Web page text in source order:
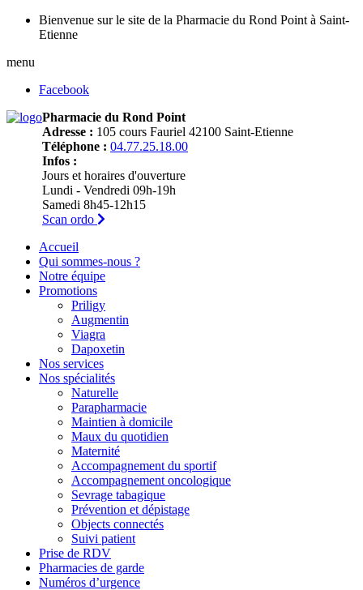
Bienvenue sur le site de la Pharmacie du Rond Point à Saint-
Etienne
menu
Facebook
Pharmacie du Rond Point
Adresse : 105 cours Fauriel 42100 Saint-Etienne
Téléphone : 04.77.25.18.00
Infos :
Jours et horaires d'ouverture
Lundi - Vendredi 09h-19h
Samedi 8h45-12h15
Scan ordo
Accueil
Qui sommes-nous ?
Notre équipe
Promotions
Priligy
Augmentin
Viagra
Dapoxetin
Nos services
Nos spécialités
Naturelle
Parapharmacie
Maintien à domicile
Maux du quotidien
Maternité
Accompagnement du sportif
Accompagnement oncologique
Sevrage tabagique
Prévention et dépistage
Objects connectés
Suivi patient
Prise de RDV
Pharmacies de garde
Numéros d’urgence